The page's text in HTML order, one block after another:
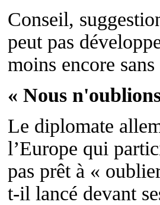
Conseil,
peut pas
moins encore
« Nous
Le diplomate
l’Europe qui
pas prêt à «
t-il lancé devant